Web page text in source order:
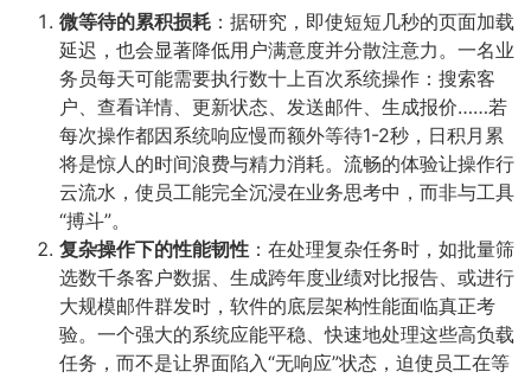
微等待的累积损耗 ​：据研究，即使短短几秒的页面加载
延迟，也会显著降低用户满意度并分散注意力。一名业
务员每天可能需要执行数十上百次系统操作：搜索客
户、查看详情、更新状态、发送邮件、生成报价……若
每次操作都因系统响应慢而额外等待1-2秒，日积月累
将是惊人的时间浪费与精力消耗。流畅的体验让操作行
云流水，使员工能完全沉浸在业务思考中，而非与工具
“搏斗”。
复杂操作下的性能韧性 ​：在处理复杂任务时，如批量筛
选数千条客户数据、生成跨年度业绩对比报告、或进行
大规模邮件群发时，软件的底层架构性能面临真正考
验。一个强大的系统应能平稳、快速地处理这些高负载
任务，而不是让界面陷入“无响应”状态，迫使员工在等